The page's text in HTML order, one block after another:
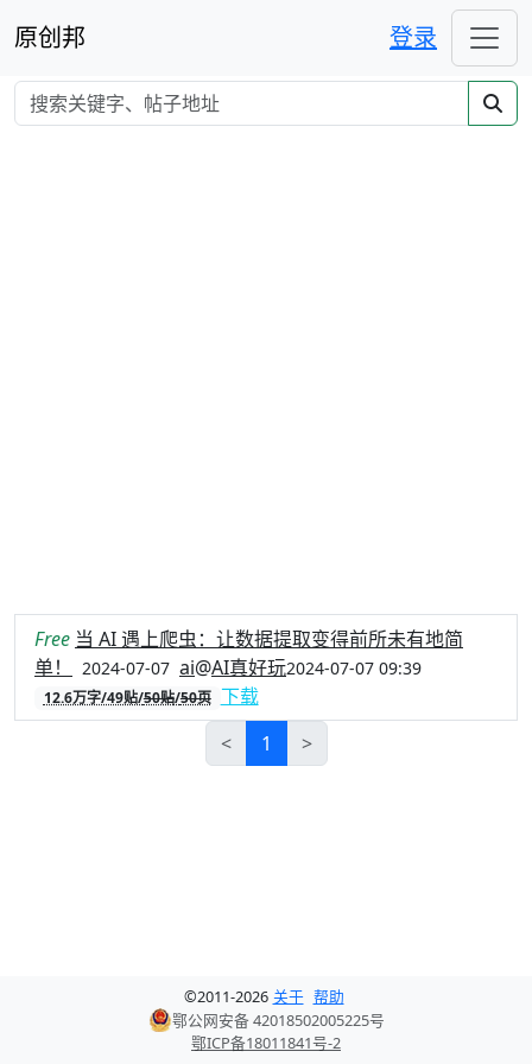
原创邦 登录
Free 当 AI 遇上爬虫：让数据提取变得前所未有地简
单！
2024-07-07 ai@AI真好玩2024-07-07 09:39
12.6万字/49贴/50贴/50页 下载
<
1 >
©2011-2026 关于 帮助
鄂公网安备 42018502005225号
鄂ICP备18011841号-2